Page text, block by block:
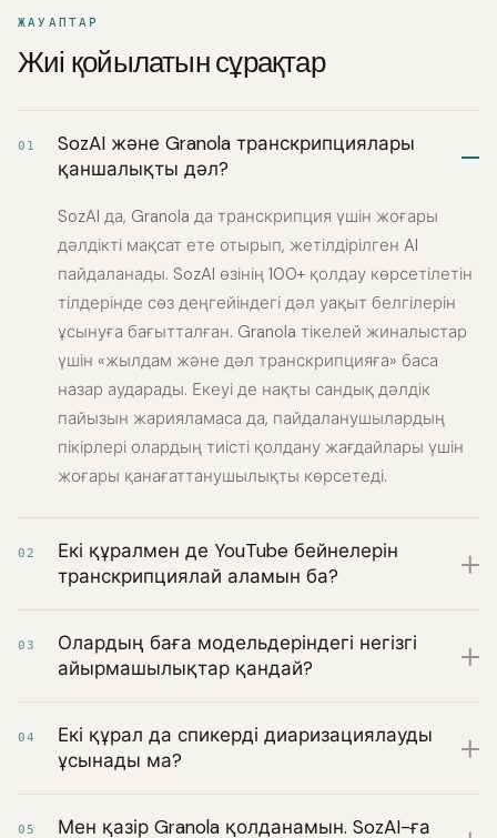
ЖАУАПТАР
Жиі қойылатын сұрақтар
01
SozAI және Granola транскрипциялары
қаншалықты дәл?
SozAI да, Granola да транскрипция үшін жоғары
дәлдікті мақсат ете отырып, жетілдірілген AI
пайдаланады. SozAI өзінің 100+ қолдау көрсетілетін
тілдерінде сөз деңгейіндегі дәл уақыт белгілерін
ұсынуға бағытталған. Granola тікелей жиналыстар
үшін «жылдам және дәл транскрипцияға» баса
назар аударады. Екеуі де нақты сандық дәлдік
пайызын жарияламаса да, пайдаланушылардың
пікірлері олардың тиісті қолдану жағдайлары үшін
жоғары қанағаттанушылықты көрсетеді.
02
Екі құралмен де YouTube бейнелерін
транскрипциялай аламын ба?
03
Олардың баға модельдеріндегі негізгі
айырмашылықтар қандай?
04
Екі құрал да спикерді диаризациялауды
ұсынады ма?
05
Мен қазір Granola қолданамын. SozAI-ға